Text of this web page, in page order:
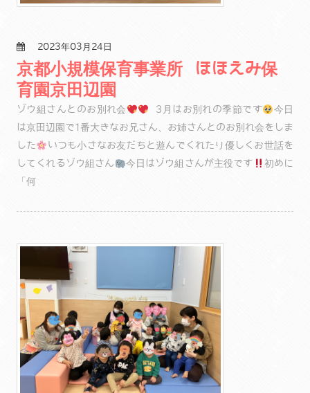
2023年03月24日
京都小規模保育事業所 ほほえみ保
育園京田辺園
ゾウ組さんとのお別れ会 3月はお別れの季節です
今日
は京田辺園で1番大きなお兄さん、お姉さんとのお別れ会をしま
した
いつも小さなお友だちと遊んでくれたり優しくお世話を
してくれるゾウ組さん
今日はゾウ組さんが主役です
初めに
「何